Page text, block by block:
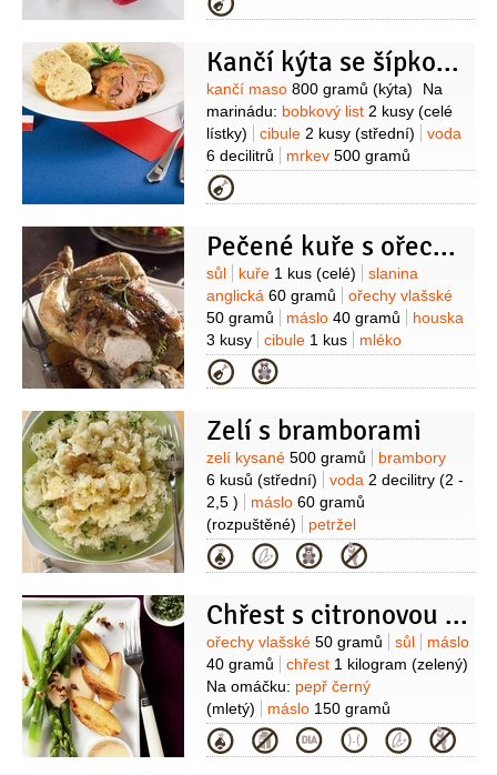
2 lžičky
cibule červená
1 lžička
sůl1 špetka (podle chuti)Kančí kýta se šípkovou omáčkou
Suroviny
kančí maso 800 gramů (kýta)
Na
marinádu: bobkový list 2 kusy (celé
lístky)
cibule 2 kusy (střední)
voda
6 decilitrů
mrkev 500 gramů
(nahrubo nastrouhaná)
500 gramů (nahrubo
500 gramů (nahrubo
nastrouhaná)
ocet2 lžíce
černý4 kuličky (celý)
nové koření
4 kuličky
(celé) Na omáčku:
celer
200 gramů
petržel kořenová
150 gramů
cibule1 kus (na
osmahnutí)
(33%)
víno červené 2 decilitry
masový2 decilitry
máslo
80 gramů
slanina60 gramů
Kategorie
Pečené kuře s ořechovou nádivkou
Suroviny
sůl kuře 1 kus (celé)
slanina
anglická 60 gramů
ořechy vlašské
50 gramů
máslo 40 gramů
houska
3 kusy
cibule 1 kus
mléko
1/2decilitru
Kategorie
Zelí s bramborami
Suroviny
zelí kysané 500 gramů
brambory
6 kusů (střední) voda 2 decilitry (2 -
2,5 )
máslo 60 gramů
(rozpuštěné)
petržel
kadeřavá/kudrnka
1 svazek
(nasekaná)
pepř černý1 špetka
1 špetka
sůl 1 špetka (podle chuti)
Kategorie
Chřest s citronovou omáčkou
Suroviny
ořechy vlašské 50 gramů sůl
máslo
40 gramů
chřest 1 kilogram (zelený)
Na omáčku: pepř černý
(mletý)
máslo 150 gramů
(přepuštěné)
žloutek3 kusy
šťáva
citronová1/3decilitru
petržel
Kategorie